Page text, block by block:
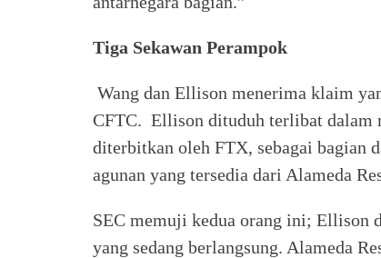
Tiga Sekawan Perampok
Wang dan Ellison menerima klaim
CFTC. Ellison dituduh terlibat dalam
diterbitkan oleh FTX, sebagai bagian
agunan yang tersedia dari Alameda
SEC memuji kedua orang ini; Ellison
yang sedang berlangsung. Alameda